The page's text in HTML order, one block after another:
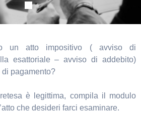
un atto impositivo ( avviso di
esattoriale – avviso di addebito)
pagamento?
è legittima, compila il modulo
che desideri farci esaminare.